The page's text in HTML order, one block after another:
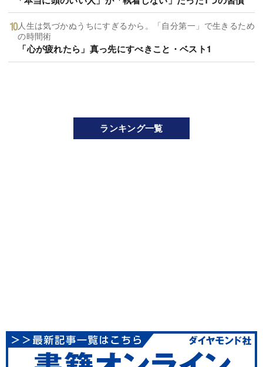
人生は気づかぬうちにすぎるから。「自分第一」で生きるため
の時間術
「心が疲れたら」真っ先にすべきこと・ベスト1
ランキング一覧